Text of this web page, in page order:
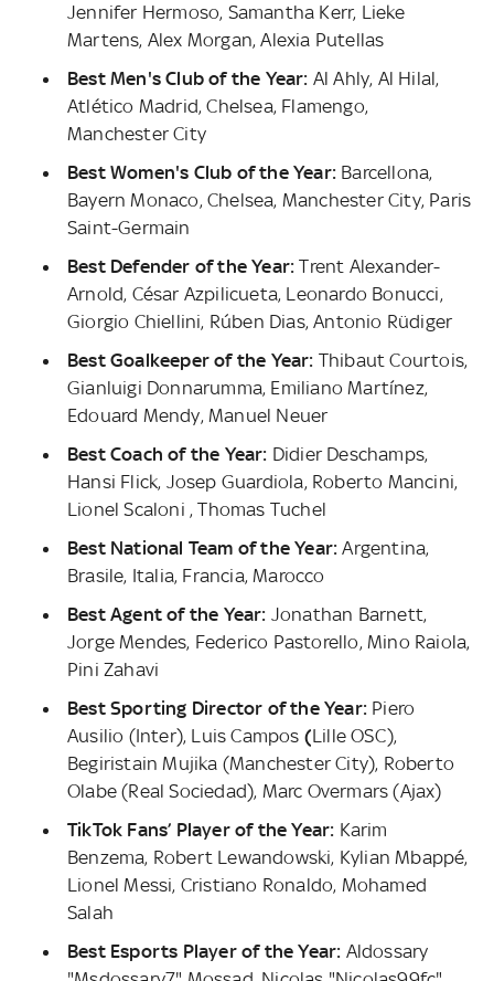
Jennifer Hermoso, Samantha Kerr, Lieke
Martens, Alex Morgan, Alexia Putellas
Best Men's Club of the Year: Al Ahly, Al Hilal,
Atlético Madrid, Chelsea, Flamengo,
Manchester City
Best Women's Club of the Year: Barcellona,
Bayern Monaco, Chelsea, Manchester City, Paris
Saint-Germain
Best Defender of the Year:Trent Alexander-
Arnold, César Azpilicueta, Leonardo Bonucci,
Giorgio Chiellini, Rúben Dias, Antonio Rüdiger
Best Goalkeeper of the Year: Thibaut Courtois,
Gianluigi Donnarumma, Emiliano Martínez,
Edouard Mendy, Manuel Neuer
Best Coach of the Year: Didier Deschamps,
Hansi Flick, Josep Guardiola, Roberto Mancini,
Lionel Scaloni , Thomas Tuchel
Best National Team of the Year:Argentina,
Brasile, Italia, Francia, Marocco
Best Agent of the Year: Jonathan Barnett,
Jorge Mendes, Federico Pastorello, Mino Raiola,
Pini Zahavi
Best Sporting Director of the Year: Piero
Ausilio (Inter), Luis Campos (Lille OSC),
Begiristain Mujika (Manchester City), Roberto
Olabe (Real Sociedad), Marc Overmars (Ajax)
TikTok Fans’ Player of the Year: Karim
Benzema, Robert Lewandowski, Kylian Mbappé,
Lionel Messi, Cristiano Ronaldo, Mohamed
Salah
Best Esports Player of the Year: Aldossary